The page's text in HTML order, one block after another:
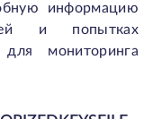
информацию
и попытках
мониторинга